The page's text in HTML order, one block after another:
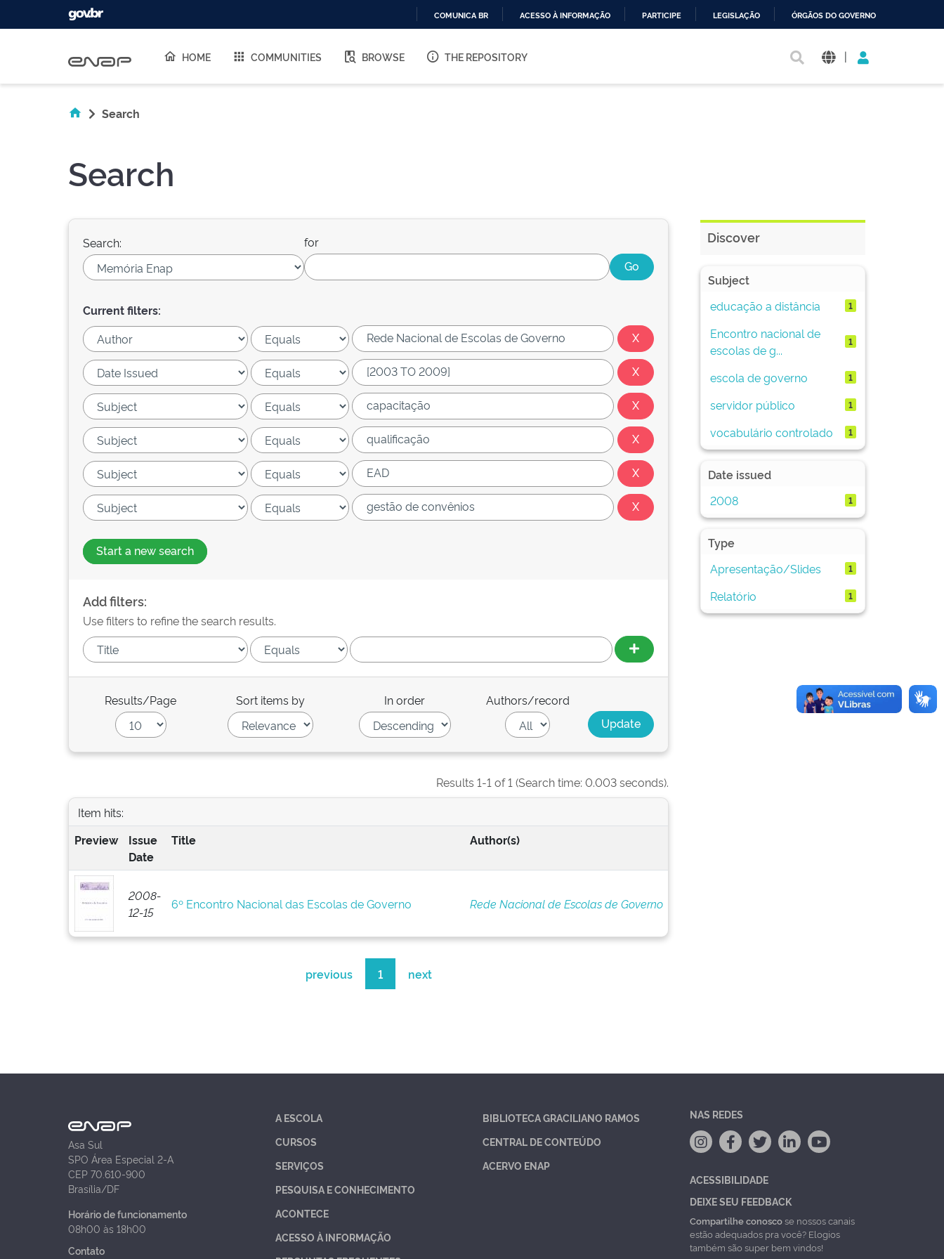
O
COMUNICA BR ACESSO À INFORMAÇÃO PARTICIPE LEGISLAÇÃO ÓRGÃOS DO GOVERNO
HOME COMMUNITIES BROWSE THE REPOSITORY |
Search
Search
Search: for
Current filters:
Start a new search
Add filters:
Use filters to refine the search results.
Results/Page Sort items by In order Authors/record
Results 1-1 of 1 (Search time: 0.003 seconds).
Item hits:
Preview
Issue
Date
Title Author(s)
2008-
12-15
6º Encontro Nacional das Escolas de Governo Rede Nacional de Escolas de Governo
previous 1 next
Discover
Subject
educação a distância
1
Encontro nacional de
escolas de g...
1
escola de governo 1
servidor público 1
vocabulário controlado 1
Date issued
2008
1
Type
Apresentação/Slides
1
Relatório 1
Asa Sul
SPO Área Especial 2-A
CEP 70.610-900
Brasília/DF
Horário de funcionamento
08h00 às 18h00
Contato
A ESCOLA
CURSOS
SERVIÇOS
PESQUISA E CONHECIMENTO
ACONTECE
ACESSO À INFORMAÇÃO
BIBLIOTECA GRACILIANO RAMOS
CENTRAL DE CONTEÚDO
ACERVO ENAP
NAS REDES
ACESSIBILIDADE
DEIXE SEU FEEDBACK
Compartilhe conoscose nossos canais
estão adequados pra você? Elogios
também são super bem vindos!